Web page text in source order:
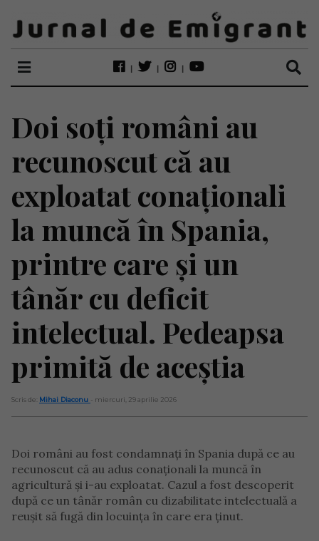
Doi soți români au
recunoscut că au
exploatat conaționali
la muncă în Spania,
printre care și un
tânăr cu deficit
intelectual. Pedeapsa
primită de aceștia
Scris de: Mihai Diaconu - miercuri, 29 aprilie 2026
Doi români au fost condamnați în Spania după ce au
recunoscut că au adus conaționali la muncă în
agricultură și i-au exploatat. Cazul a fost descoperit
după ce un tânăr român cu dizabilitate intelectuală a
reușit să fugă din locuința în care era ținut.